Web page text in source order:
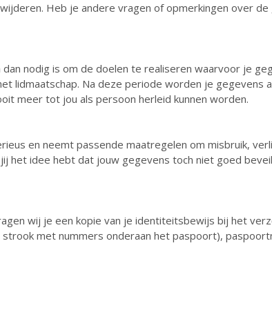
Heb je andere vragen of opmerkingen over
nodig is om de doelen te realiseren waarvoor je
lidmaatschap. Na deze periode worden je gegevens
meer tot jou als persoon herleid kunnen worden.
en neemt passende maatregelen om misbruik,
het idee hebt dat jouw gegevens toch niet goed
wij je een kopie van je identiteitsbewijs bij het
met nummers onderaan het paspoort),